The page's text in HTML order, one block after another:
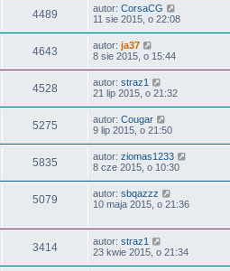
4489 autor: CorsaCG
11 sie 2015, o 22:08
4643 autor: ja37
8 sie 2015, o 15:44
4528 autor: straz1
21 lip 2015, o 21:32
5275 autor: Cougar
9 lip 2015, o 21:50
5835 autor: ziomas1233
8 cze 2015, o 10:30
5079 autor: sbqazzz
10 maja 2015, o 21:36
3414 autor: straz1
23 kwie 2015, o 21:34